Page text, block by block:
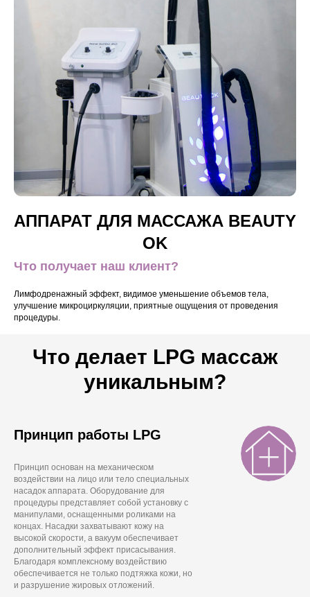
АППАРАТ ДЛЯ МАССАЖА BEAUTY
OK
Что получает наш клиент?
Лимфодренажный эффект, видимое уменьшение объемов тела,
улучшение микроциркуляции, приятные ощущения от проведения
процедуры.
Что делает LPG массаж
уникальным?
Принцип работы LPG
Принцип основан на механическом
воздействии на лицо или тело специальных
насадок аппарата. Оборудование для
процедуры представляет собой установку с
манипулами, оснащенными роликами на
концах. Насадки захватывают кожу на
высокой скорости, а вакуум обеспечивает
дополнительный эффект присасывания.
Благодаря комплексному воздействию
обеспечивается не только подтяжка кожи, но
и разрушение жировых отложений.